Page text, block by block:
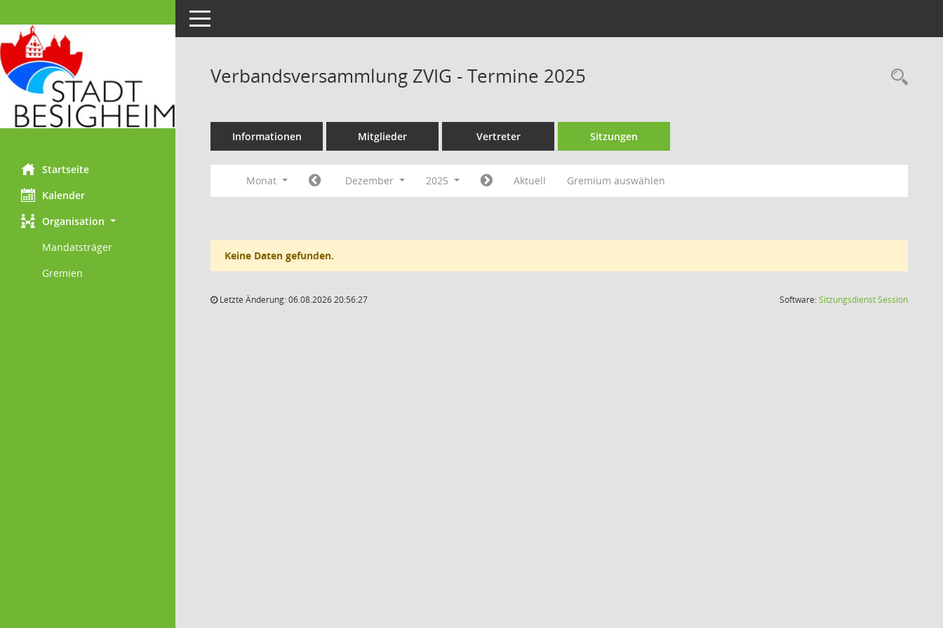
Startseite
Kalender
Organisation
Mandatsträger
Gremien
Toggle navigation
Verbandsversammlung ZVIG - Termine 2025
Informationen Mitglieder Vertreter Sitzungen
Monat Dezember 2025 Aktuell Gremium auswählen
Keine Daten gefunden.
Letzte Änderung: 06.08.2026 20:56:27 Software:SitzungsdienstSession(Wird in